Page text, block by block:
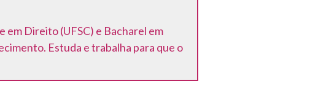
Direito (UFSC) e Bacharel em
Estuda e trabalha para que o